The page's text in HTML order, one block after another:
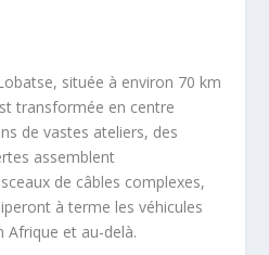
située à environ 70 km
transformée en centre
de vastes ateliers, des
assemblent
de câbles complexes,
à terme les véhicules
Afrique et au-delà.